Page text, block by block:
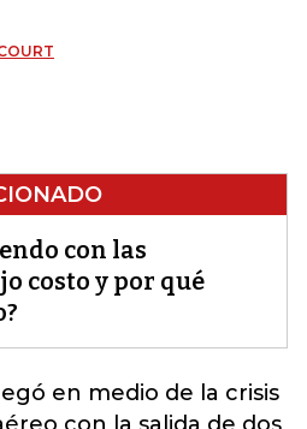
con las
costo y por qué
en medio de la crisis